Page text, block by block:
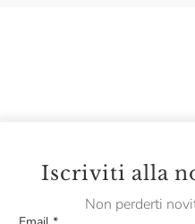
Iscriviti alla
Non perderti